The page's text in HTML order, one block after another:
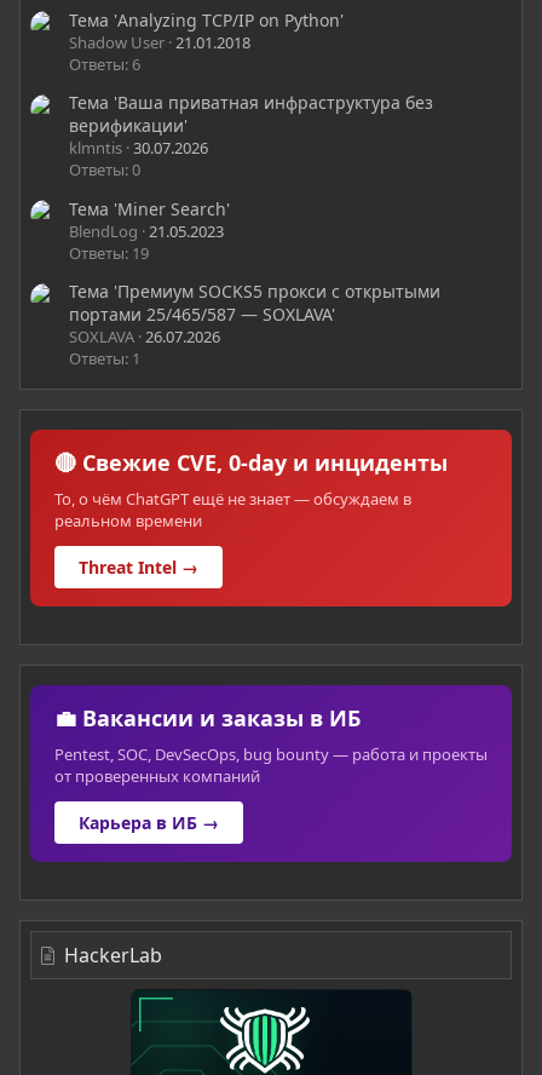
Тема 'Analyzing TCP/IP on Python'
Shadow User 21.01.2018
Ответы: 6
Тема 'Ваша приватная инфраструктура без
верификации'
klmntis 30.07.2026
Ответы: 0
Тема 'Miner Search'
BlendLog 21.05.2023
Ответы: 19
Тема 'Премиум SOCKS5 прокси с открытыми
портами 25/465/587 — SOXLAVA'
SOXLAVA 26.07.2026
Ответы: 1
🔴 Свежие CVE, 0-day и инциденты
То, о чём ChatGPT ещё не знает — обсуждаем в
реальном времени
Threat Intel →
💼 Вакансии и заказы в ИБ
Pentest, SOC, DevSecOps, bug bounty — работа и проекты
от проверенных компаний
Карьера в ИБ →
HackerLab